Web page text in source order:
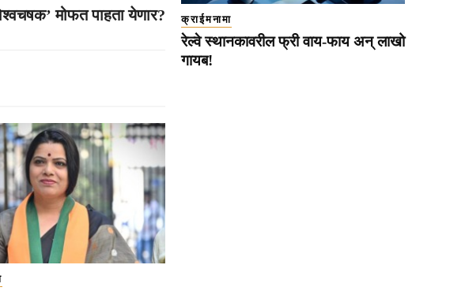
मोफत पाहता येणार? क्राईमनामा
रेल्वे स्थानकावरील फ्री वाय-फाय अन् लाखो
गायब!